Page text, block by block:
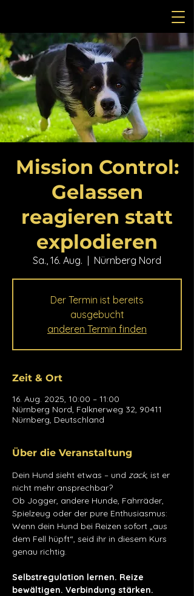
Mission Control:
Gelassen
reagieren statt
explodieren
Sa., 16. Aug. Nürnberg Nord
Der Termin ist bereits
ausgebucht
anderen Termin finden
Zeit & Ort
16. Aug. 2025, 10:00 – 11:00
Nürnberg Nord, Falknerweg 32, 90411
Nürnberg, Deutschland
Über die Veranstaltung
Dein Hund sieht etwas – und zack, ist er
nicht mehr ansprechbar?
Ob Jogger, andere Hunde, Fahrräder,
Spielzeug oder der pure Enthusiasmus:
Wenn dein Hund bei Reizen sofort „aus
dem Fell hüpft“, seid ihr in diesem Kurs
genau richtig.
Selbstregulation lernen. Reize
bewältigen. Verbindung stärken.